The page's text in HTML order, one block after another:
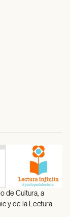
de Cultura, a
y de la Lectura.